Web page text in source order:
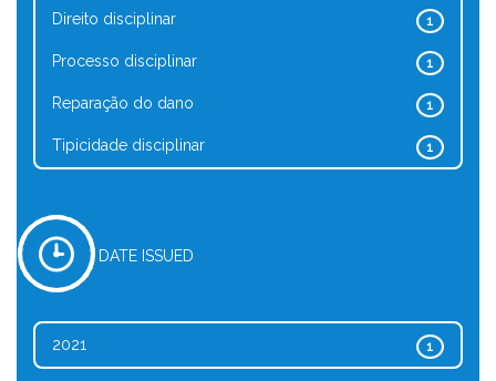
1
Direito disciplinar
1
Processo disciplinar
1
Reparação do dano
1
Tipicidade disciplinar
DATE ISSUED
1
2021